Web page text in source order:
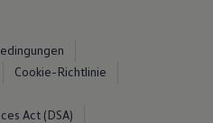
Cookie-Richtlinie
Act (DSA)